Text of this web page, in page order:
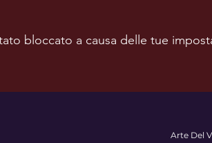
bloccato a causa delle tue
Arte Del